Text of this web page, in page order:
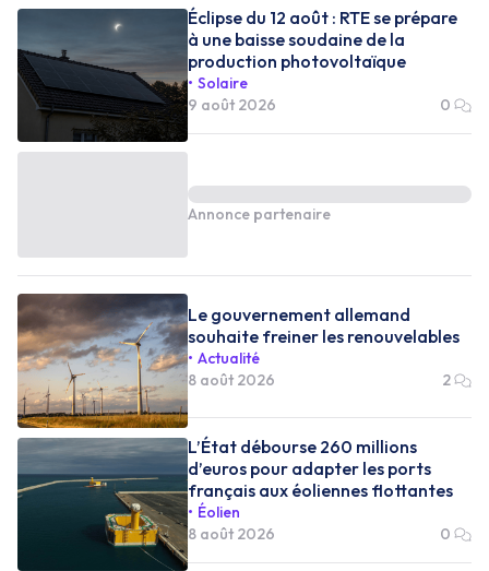
Éclipse du 12 août : RTE se prépare
à une baisse soudaine de la
production photovoltaïque
Solaire
9 août 2026
0
Annonce partenaire
Le gouvernement allemand
souhaite freiner les renouvelables
Actualité
8 août 2026
2
L’État débourse 260 millions
d’euros pour adapter les ports
français aux éoliennes flottantes
Éolien
8 août 2026
0